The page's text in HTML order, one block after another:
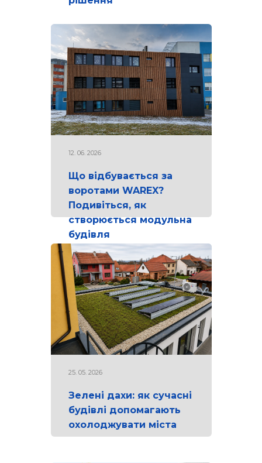
12. 06. 2026
Що відбувається за
воротами WAREX?
Подивіться, як
створюється модульна
будівля
25. 05. 2026
Зелені дахи: як сучасні
будівлі допомагають
охолоджувати міста